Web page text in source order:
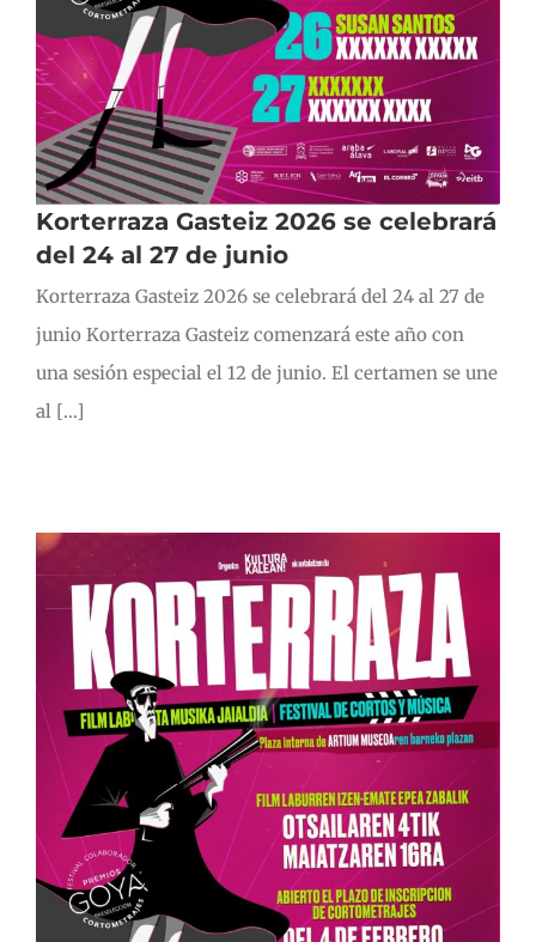
Korterraza Gasteiz 2026 se celebrará
del 24 al 27 de junio
Korterraza Gasteiz 2026 se celebrará del 24 al 27 de
junio Korterraza Gasteiz comenzará este año con
una sesión especial el 12 de junio. El certamen se une
al [...]